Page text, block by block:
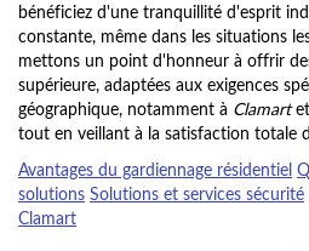
bénéficiez d'une tranquillité d'esprit
constante, même dans les situations
mettons un point d'honneur à offrir
supérieure, adaptées aux exigences
géographique, notamment à Clamartet
tout en veillant à la satisfaction totale
Avantages du gardiennage résidentiel
solutions Solutions et services sécurité
Clamart